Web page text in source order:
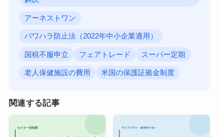
アーネストワン
パワハラ防止法（2022年中小企業適用）
国税不服申立 フェアトレード スーパー定期
老人保健施設の費用 米国の保護証拠金制度
関連する記事